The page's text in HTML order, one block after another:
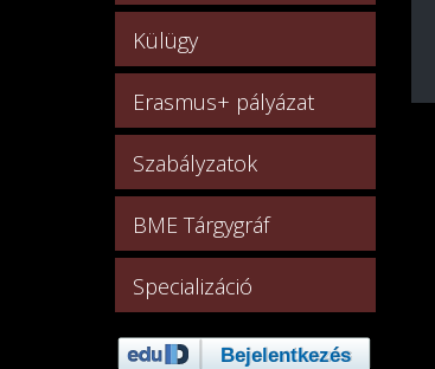
Külügy
Erasmus+ pályázat
Szabályzatok
BME Tárgygráf
Specializáció